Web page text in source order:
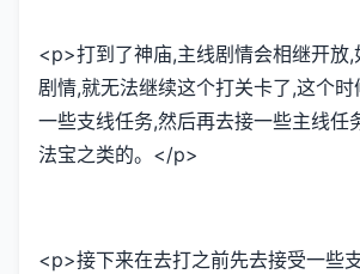
<p>打到了神庙,主线剧情会相继开放
剧情,就无法继续这个打关卡了,这个
一些支线任务,然后再去接一些主线任
法宝之类的。</p>
<p>接下来在去打之前先去接受一些